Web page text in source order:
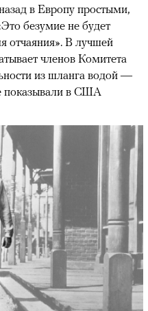
в Европу простыми,
безумие не будет
отчаяния». В лучшей
членов Комитета
из шланга водой —
показывали в США